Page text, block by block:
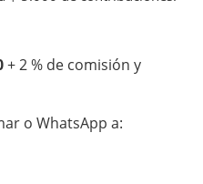
+ 2 % de comisión y
o WhatsApp a: